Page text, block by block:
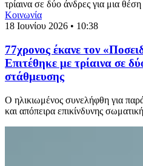
Κοινωνία
18 Ιουνίου 2026 • 10:38
77χρονος έκανε τον
Επιτέθηκε με τρίαινα σε
στάθμευσης
Ο ηλικιωμένος συνελήφθη για
και απόπειρα επικίνδυνης